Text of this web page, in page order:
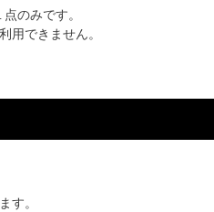
のみです。
用できません。
す。